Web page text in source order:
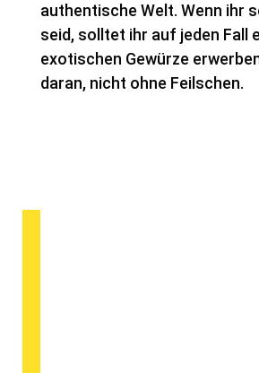
authentische Welt. Wenn ihr
seid, solltet ihr auf jeden Fall
exotischen Gewürze
daran, nicht ohne Feilschen.